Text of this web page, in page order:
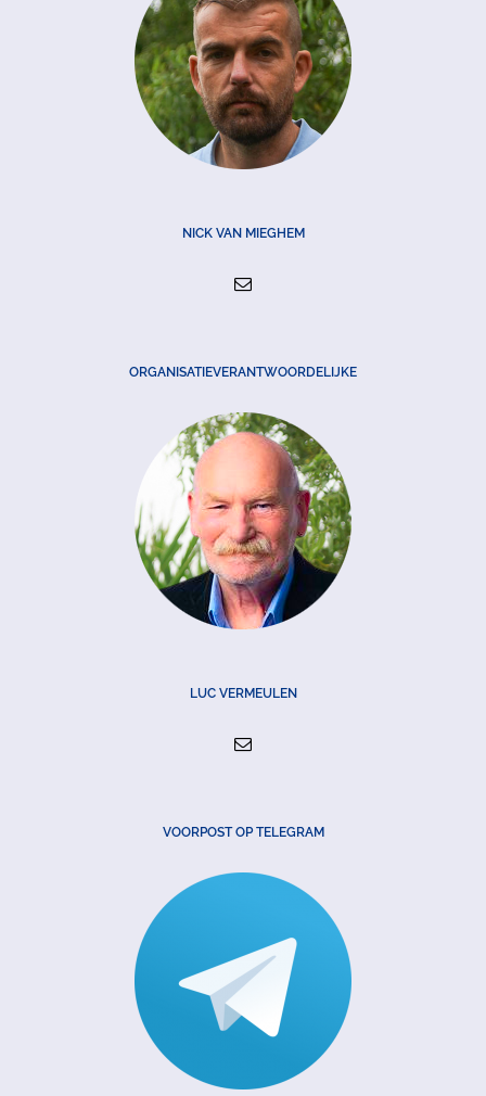
NICK VAN MIEGHEM
ORGANISATIEVERANTWOORDELIJKE
LUC VERMEULEN
VOORPOST OP TELEGRAM